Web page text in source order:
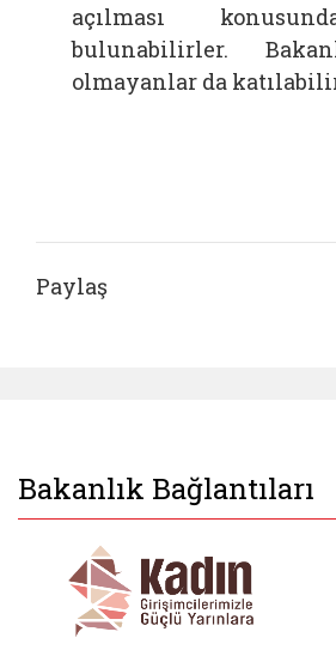
açılması
bulunabilirler.
olmayanlar da
Paylaş
Bakanlık Bağlantıları